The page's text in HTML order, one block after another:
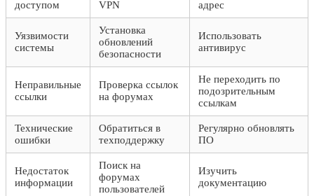
доступом
VPN
адрес
Уязвимости
системы
Установка
обновлений
безопасности
Использовать
антивирус
Неправильные
ссылки
Проверка ссылок
на форумах
Не переходить по
подозрительным
ссылкам
Технические
ошибки
Обратиться в
техподдержку
Регулярно обновлять
ПО
Недостаток
информации
Поиск на
форумах
пользователей
Изучить
документацию